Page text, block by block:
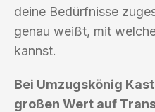
deine Bedürfnisse
genau weißt, mit
kannst.
Bei Umzugskönig
großen Wert auf